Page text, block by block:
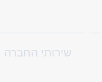
שירותי החברה